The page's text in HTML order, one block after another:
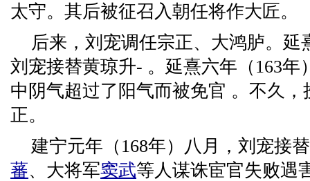
太守。其后被征召入朝任将作大匠。
后来，刘宠调任宗正、大鸿胪。延
刘宠接替黄琼升- 。延熹六年（163年
中阴气超过了阳气而被免官 。不久
正。
建宁元年（168年）八月，刘宠接替
蕃、大将军窦武等人谋诛宦官失败遇